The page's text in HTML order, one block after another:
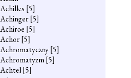
Achilles [5]
Achinger[5]
Achiroe [5]
Achor[5]
Achromatyczny[5]
Achromatyzm[5]
Achtel[5]